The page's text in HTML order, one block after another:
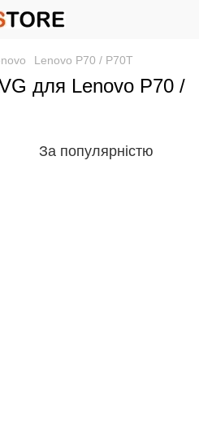
Lenovo P70 / P70T
для Lenovo P70 /
За популярністю